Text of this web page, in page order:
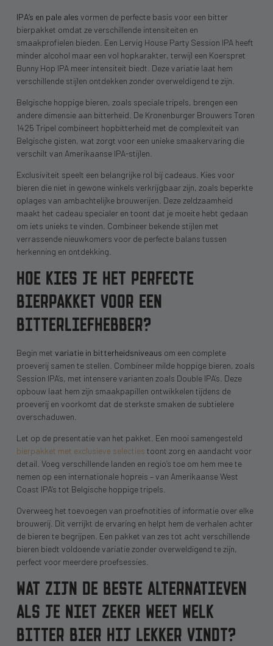
IPA’s en pale ales vormen de perfecte basis voor een bitter
bierpakket omdat ze verschillende intensiteiten en
smaakprofielen bieden. Een Lervig House Party Session IPA heeft
minder alcohol maar een vol hopkarakter, terwijl een Koerspret
Bunny Hop IPA meer intensiteit biedt. Deze variatie laat hem
verschillende stijlen ontdekken zonder overweldigend te zijn.
Belgische hoppige bieren, zoals speciale tripels, brengen een
andere dimensie aan bitterheid. De Kronenburger Brouwers Toren
1425 Tripel combineert hopbitterheid met de complexiteit van
Belgische gisten, wat zorgt voor een unieke smaakervaring die
verschilt van Amerikaanse IPA-stijlen.
Exclusiviteit speelt een belangrijke rol bij cadeaus. Kies voor
bieren die niet in gewone winkels verkrijgbaar zijn, zoals beperkte
oplages van ambachtelijke brouwerijen. Deze zeldzaamheid
maakt het cadeau specialer en toont dat je moeite hebt gedaan
om iets unieks te vinden. Combineer bekende stijlen met
verrassende nieuwkomers voor de perfecte balans tussen
herkenning en ontdekking.
HOE KIES JE HET PERFECTE
BIERPAKKET VOOR EEN
BITTERLIEFHEBBER?
Begin met variatie in bitterheidsniveaus om een complete
proeverij samen te stellen. Combineer milde hoppige bieren, zoals
Session IPA’s, met intensere varianten zoals Double IPA’s. Deze
opbouw laat hem zijn smaakpapillen ontwikkelen tijdens de
proeverij en voorkomt dat de sterkste smaken de subtielere
overschaduwen.
Let op de presentatie van het pakket. Een mooi samengesteld
bierpakket met exclusieve selecties toont zorg en aandacht voor
detail. Voeg verschillende landen en regio’s toe om hem mee te
nemen op een internationale hopreis – van Amerikaanse West
Coast IPA’s tot Belgische hoppige tripels.
Overweeg het toevoegen van proefnotities of informatie over elke
brouwerij. Dit verrijkt de ervaring en helpt hem de verhalen achter
de bieren te begrijpen. Een pakket van zes tot acht verschillende
bieren biedt voldoende variatie zonder overweldigend te zijn,
perfect voor meerdere proefsessies.
WAT ZIJN DE BESTE ALTERNATIEVEN
ALS JE NIET ZEKER WEET WELK
BITTER BIER HIJ LEKKER VINDT?